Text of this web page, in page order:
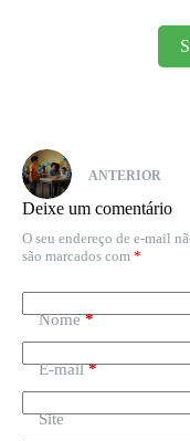
ANTERIOR
Deixe um comentário
O seu endereço de e-mail
são marcados com *
Nome*
E-mail*
Site